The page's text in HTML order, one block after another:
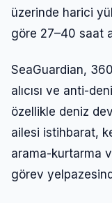
üzerinde harici
göre 27–40 saat
SeaGuardian,
alıcısı ve anti-
özellikle deniz
ailesi istihbarat,
arama-kurtarma
görev